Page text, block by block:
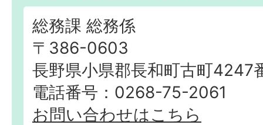
総務課 総務係
〒386-0603
長野県小県郡長和町古町4247
電話番号：0268-75-2061
お問い合わせはこちら